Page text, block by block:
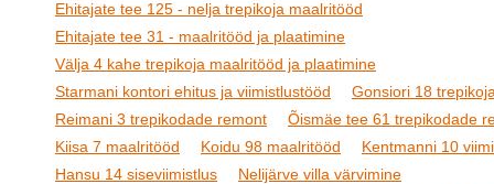
Ehitajate tee 125 - nelja trepikoja maalritööd
Ehitajate tee 31 - maalritööd ja plaatimine
Välja 4 kahe trepikoja maalritööd ja plaatimine
Starmani kontori ehitus ja viimistlustööd
Gonsiori 18
Reimani 3 trepikodade remont
Õismäe tee 61 trepikodade
Kiisa 7 maalritööd
Koidu 98 maalritööd
Kentmanni 10
Hansu 14 siseviimistlus
Nelijärve villa värvimine